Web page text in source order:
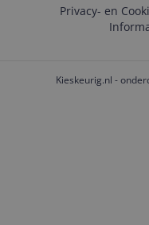
Privacy- en
Kieskeurig.nl -